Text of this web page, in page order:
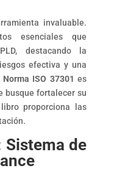
invaluable.
esenciales que
destacando la
efectiva y una
Norma ISO 37301 es
busque fortalecer su
proporciona las
Sistema de